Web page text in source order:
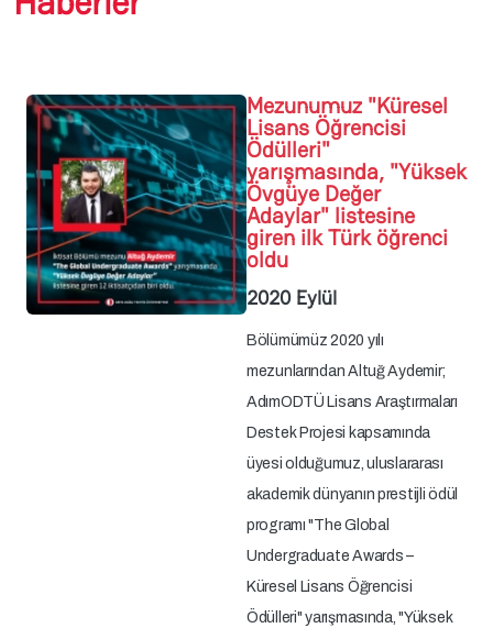
Mezunumuz "Küresel
Lisans Öğrencisi
Ödülleri"
yarışmasında, "Yüksek
Övgüye Değer
Adaylar" listesine
giren ilk Türk öğrenci
oldu
2020 Eylül
Bölümümüz 2020 yılı
mezunlarından Altuğ Aydemir;
AdımODTÜ Lisans Araştırmaları
Destek Projesi kapsamında
üyesi olduğumuz, uluslararası
akademik dünyanın prestijli ödül
programı "The Global
Undergraduate Awards –
Küresel Lisans Öğrencisi
Ödülleri" yarışmasında, "Yüksek